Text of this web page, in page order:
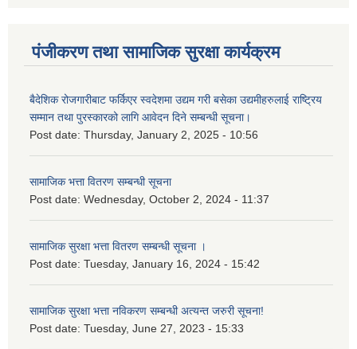
पंजीकरण तथा सामाजिक सुरक्षा कार्यक्रम
बैदेशिक रोजगारीबाट फर्किएर स्वदेशमा उद्यम गरी बसेका उद्यमीहरुलाई राष्‍ट्रिय
सम्मान तथा पुरस्कारको लागि आवेदन दिने सम्बन्धी सूचना।
Post date: Thursday, January 2, 2025 - 10:56
सामाजिक भत्ता वितरण सम्बन्धी सूचना
Post date: Wednesday, October 2, 2024 - 11:37
सामाजिक सुरक्षा भत्ता वितरण सम्बन्धी सूचना ।
Post date: Tuesday, January 16, 2024 - 15:42
सामाजिक सुरक्षा भत्ता नविकरण सम्बन्धी अत्यन्त जरुरी सूचना!
Post date: Tuesday, June 27, 2023 - 15:33